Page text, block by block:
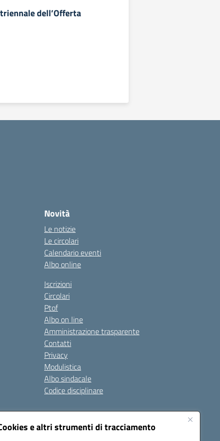
e altri strumenti di tracciamento
dell’Offerta
Novità
Le notizie
Le circolari
Calendario eventi
Albo online
Iscrizioni
Circolari
Ptof
Albo on line
Amministrazione trasparente
Contatti
Privacy
Modulistica
Albo sindacale
Codice disciplinare
riferimento: 2024/2025